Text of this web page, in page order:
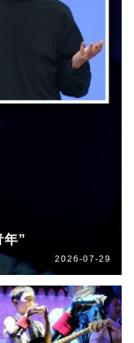
”
2026-07-29